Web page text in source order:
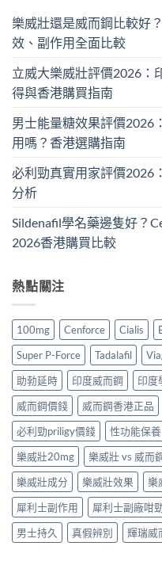
樂威壯還是威而鋼比較好
效、副作用全面比較
立威大樂威壯評價2026：
得與香港購買指南
男士能量糖效果評價2026
用嗎？香港選購指南
必利勁真實用家評價2026
分析
Sildenafil學名藥邊隻好？
2026香港購買比較
熱點關注
100mg Cenforce Cialis
Super P-Force
Tadalafil
助勃延時
印度威而鋼 印度
威而鋼價錢
威而鋼香港正品
必利勁priligy價錢
性功能保養
樂威壯20mg
樂威壯 vs 威而
樂威壯成分
樂威壯效果 樂
犀利士副作用
犀利士副廠咁
男士持久
真假辨別 輝瑞威